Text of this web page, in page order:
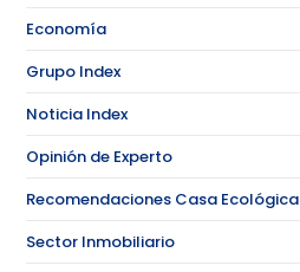
Economía
Grupo Index
Noticia Index
Opinión de Experto
Recomendaciones Casa Ecológica
Sector Inmobiliario